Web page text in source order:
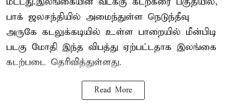
பாக் ஜலசந்தியில் அமைந்துள்ள நெடுந்தீவு
அருகே கடலுக்கடியில் உள்ள பாறையில் மீன்பிடி
படகு மோதி இந்த விபத்து ஏற்பட்டதாக இலங்கை
கடற்படை தெரிவித்துள்ளது.
Read More